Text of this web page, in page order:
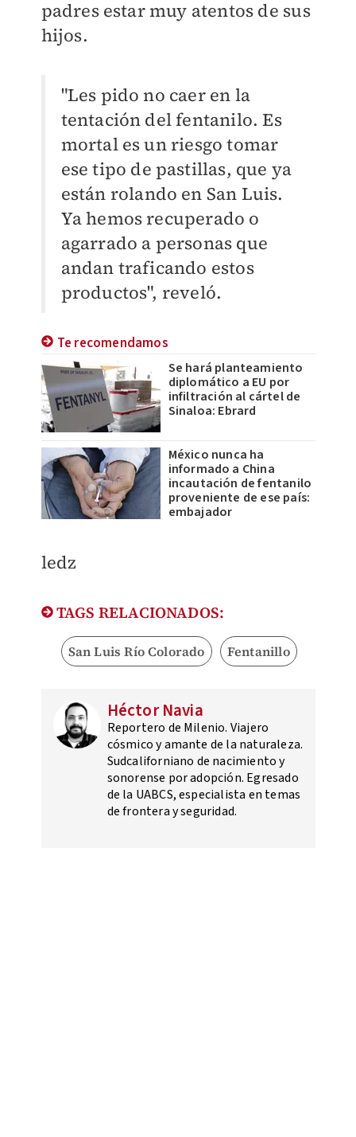
padres estar muy atentos de sus
hijos.
"Les pido no caer en la
tentación del fentanilo. Es
mortal es un riesgo tomar
ese tipo de pastillas, que ya
están rolando en San Luis.
Ya hemos recuperado o
agarrado a personas que
andan traficando estos
productos", reveló.
Te recomendamos
Se hará planteamiento
diplomático a EU por
infiltración al cártel de
Sinaloa: Ebrard
México nunca ha
informado a China
incautación de fentanilo
proveniente de ese país:
embajador
ledz
TAGS RELACIONADOS:
San Luis Río Colorado Fentanillo
Héctor Navia
Reportero de Milenio. Viajero
cósmico y amante de la naturaleza.
Sudcaliforniano de nacimiento y
sonorense por adopción. Egresado
de la UABCS, especialista en temas
de frontera y seguridad.